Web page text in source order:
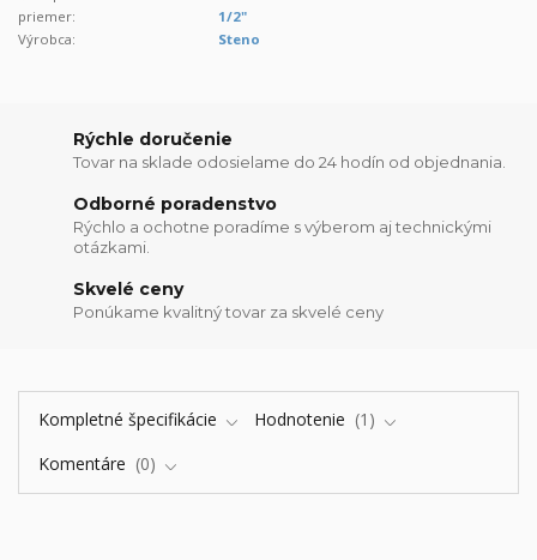
priemer:
1/2"
Výrobca:
Steno
Rýchle doručenie
Tovar na sklade odosielame do 24 hodín od objednania.
Odborné poradenstvo
Rýchlo a ochotne poradíme s výberom aj technickými
otázkami.
Skvelé ceny
Ponúkame kvalitný tovar za skvelé ceny
Kompletné špecifikácie Hodnotenie
1
Komentáre
0